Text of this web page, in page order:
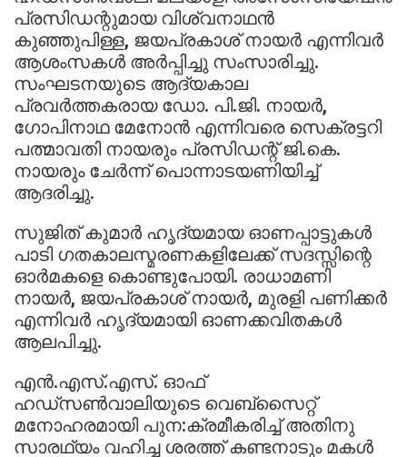
പ്രസിഡന്റുമായ വിശ്വനാഥൻ
കുഞ്ഞുപിള്ള, ജയപ്രകാശ് നായർ എന്നിവർ
ആശംസകൾ അർപ്പിച്ചു സംസാരിച്ചു.
സംഘടനയുടെ ആദ്യകാല
പ്രവർത്തകരായ ഡോ. പി.ജി. നായർ,
ഗോപിനാഥ മേനോൻ എന്നിവരെ സെക്രട്ടറി
പത്മാവതി നായരും പ്രസിഡന്റ് ജി.കെ.
നായരും ചേർന്ന് പൊന്നാടയണിയിച്ച്
ആദരിച്ചു.
സുജിത് കുമാർ ഹൃദ്യമായ ഓണപ്പാട്ടുകൾ
പാടി ഗതകാലസ്മരണകളിലേക്ക് സദസ്സിന്റെ
ഓർമകളെ കൊണ്ടുപോയി. രാധാമണി
നായർ, ജയപ്രകാശ് നായർ, മുരളി പണിക്കർ
എന്നിവർ ഹൃദ്യമായി ഓണക്കവിതകൾ
ആലപിച്ചു.
എന്‍.എസ്.എസ്. ഓഫ്
ഹഡ്സൺ‌വാലിയുടെ വെബ്സൈറ്റ്
മനോഹരമായി പുന:ക്രമീകരിച്ച് അതിനു
സാരഥ്യം വഹിച്ച ശരത്ത് കണ്ടനാടും മകൾ